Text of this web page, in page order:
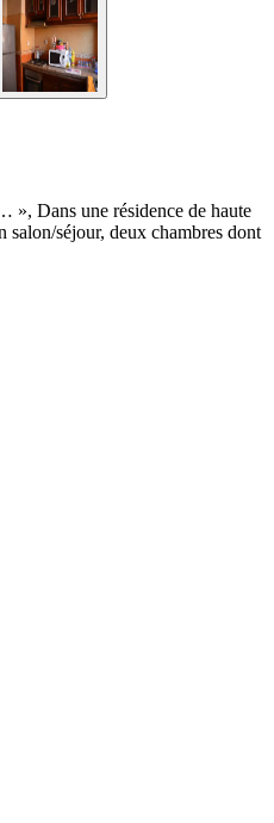
», Dans une résidence de haute
séjour, deux chambres dont